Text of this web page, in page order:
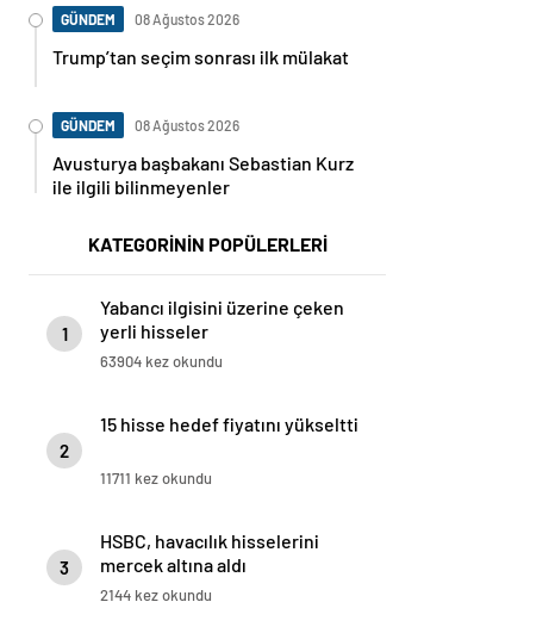
GÜNDEM 08 Ağustos 2026
Trump’tan seçim sonrası ilk mülakat
GÜNDEM 08 Ağustos 2026
Avusturya başbakanı Sebastian Kurz
ile ilgili bilinmeyenler
KATEGORİNİN POPÜLERLERİ
1
Yabancı ilgisini üzerine çeken
yerli hisseler
63904 kez okundu
2
15 hisse hedef fiyatını yükseltti
11711 kez okundu
3
HSBC, havacılık hisselerini
mercek altına aldı
2144 kez okundu